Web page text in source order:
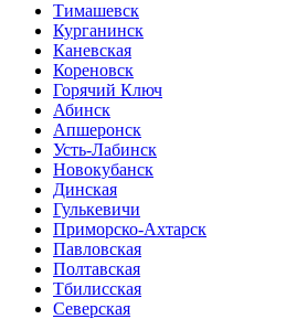
Тимашевск
Курганинск
Каневская
Кореновск
Горячий Ключ
Абинск
Апшеронск
Усть-Лабинск
Новокубанск
Динская
Гулькевичи
Приморско-Ахтарск
Павловская
Полтавская
Тбилисская
Северская